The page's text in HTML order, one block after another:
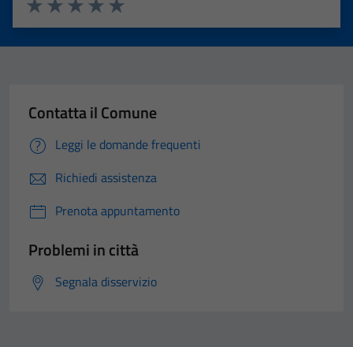
Valuta 5 stelle su 5
Valuta 4 stelle su 5
Valuta 3 stelle su 5
Valuta 2 stelle su 5
Valuta 1 stelle su 5
Contatta il Comune
Leggi le domande frequenti
Richiedi assistenza
Prenota appuntamento
Problemi in città
Segnala disservizio